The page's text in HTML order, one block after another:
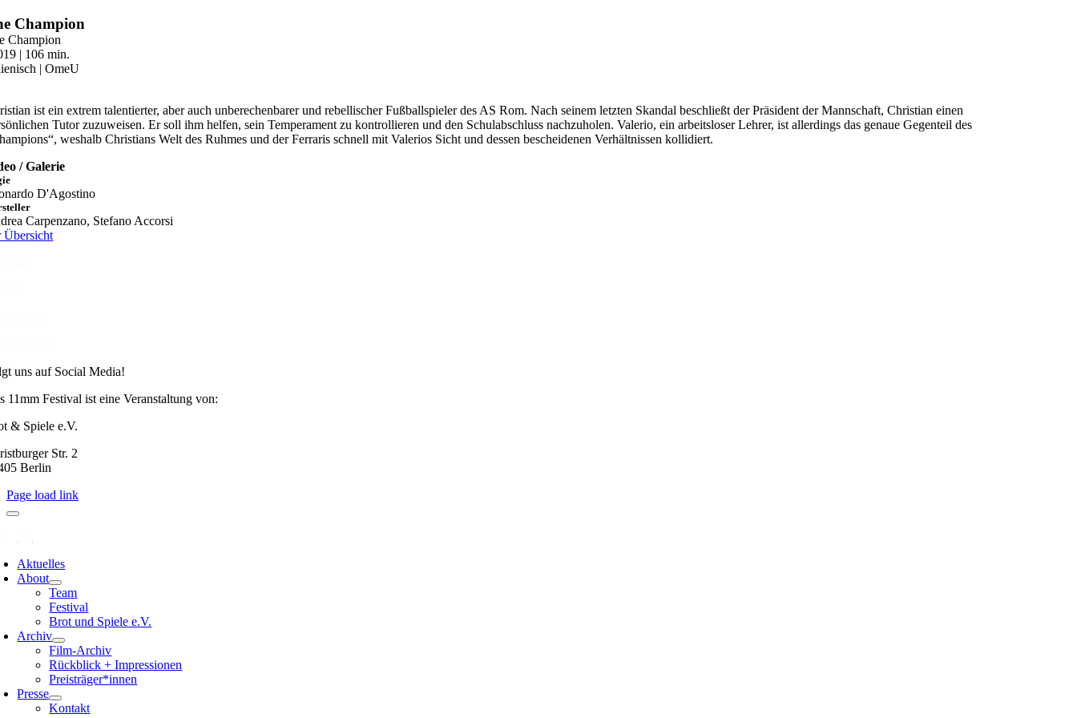
Zum
Inhalt
springen
Champion
Champion
| 106 min.
| OmeU
ist ein extrem talentierter, aber auch unberechenbarer und rebellischer Fußballspieler des AS Rom. Nach seinem letzten Skandal beschließt der Präsident der Mannschaft, Christian einen
Tutor zuzuweisen. Er soll ihm helfen, sein Temperament zu kontrollieren und den Schulabschluss nachzuholen. Valerio, ein arbeitsloser Lehrer, ist allerdings das genaue Gegenteil des
weshalb Christians Welt des Ruhmes und der Ferraris schnell mit Valerios Sicht und dessen bescheidenen Verhältnissen kollidiert.
/ Galerie
D'Agostino
Carpenzano, Stefano Accorsi
Übersicht
uns auf Social Media!
11mm Festival ist eine Veranstaltung von:
& Spiele e.V.
Str. 2
Berlin
Page load link
Aktuelles
About
Team
Festival
Brot und Spiele e.V.
Archiv
Film-Archiv
Rückblick + Impressionen
Preisträger*innen
Presse
Kontakt